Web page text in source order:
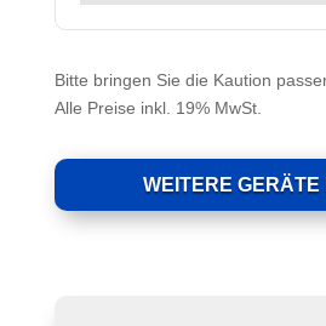
Bitte bringen Sie die Kaution
Alle Preise inkl. 19% MwSt.
WEITERE GERÄTE